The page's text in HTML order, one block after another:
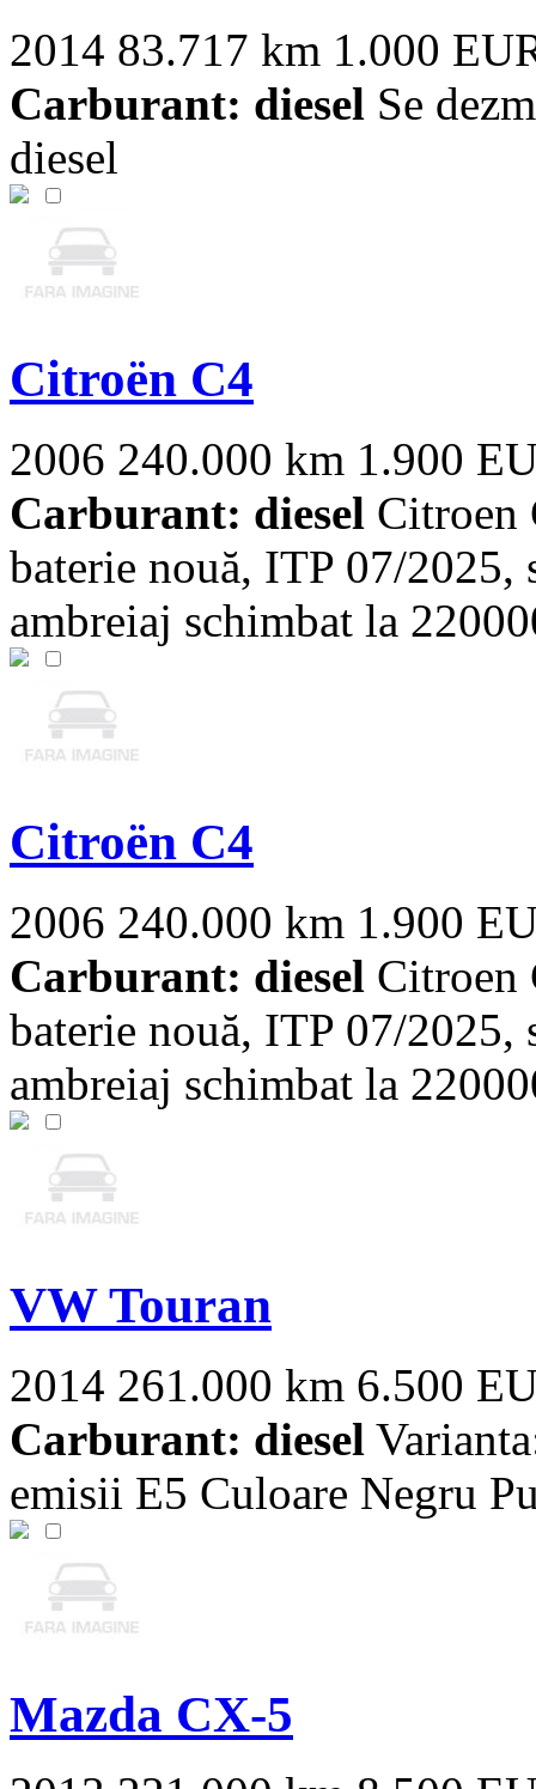
2014 83.717 km 1.000
Carburant: diesel Se
diesel
Citroën C4
2006 240.000 km 1.900
Carburant: diesel Citroen
baterie nouă, ITP 07/
ambreiaj schimbat la
Citroën C4
2006 240.000 km 1.900
Carburant: diesel Citroen
baterie nouă, ITP 07/
ambreiaj schimbat la
VW Touran
2014 261.000 km 6.500
Carburant: diesel
emisii E5 Culoare Negru
Mazda CX-5